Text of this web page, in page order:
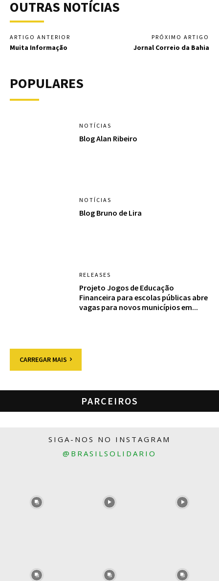
OUTRAS NOTÍCIAS
ARTIGO ANTERIOR
Muita Informação
PRÓXIMO ARTIGO
Jornal Correio da Bahia
POPULARES
NOTÍCIAS
Blog Alan Ribeiro
NOTÍCIAS
Blog Bruno de Lira
RELEASES
Projeto Jogos de Educação
Financeira para escolas públicas abre
vagas para novos municípios em...
CARREGAR MAIS
PARCEIROS
SIGA-NOS NO INSTAGRAM
@BRASILSOLIDARIO